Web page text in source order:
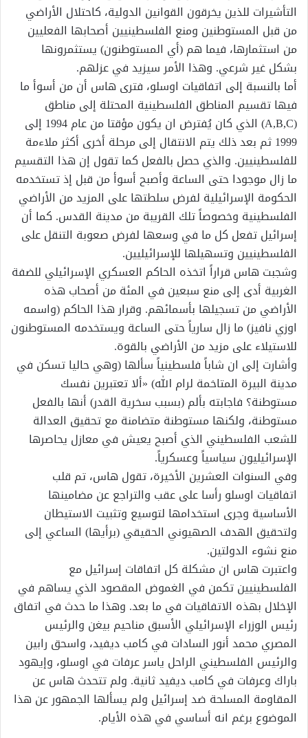
التأشيرات للذين يخرقون القوانين الدولية، كاحتلال الأراضي
من قبل المستوطنين ومنع الفلسطينيين أصحابها الفعليين
من استثمارها، فيما هم (أي المستوطنون) يستثمرونها
بشكل غير شرعي. وهذا الأمر سيزيد في عزلهم.
أما بالنسبة إلى اتفاقيات اوسلو، فترى هاس أن من أسوأ ما
فيها تقسيم المناطق الفلسطينية المحتلة إلى مناطق
(A,B,C) الذي كان يُفترض ان يكون مؤقتا من عام 1994 إلى
1999 ثم بعد ذلك يتم الانتقال إلى مرحلة أخرى أكثر ملاءمة
للفلسطينيين. والذي حصل بالفعل كما تقول إن هذا التقسيم
ما زال موجودا حتى الساعة وأصبح أسوأ من قبل إذ تستخدمه
الحكومة الإسرائيلية لفرض سلطتها على المزيد من الأراضي
الفلسطينية وخصوصاً تلك القريبة من مدينة القدس. كما أن
إسرائيل تفعل كل ما في وسعها لفرض صعوبة التنقل على
الفلسطينيين وتسهيلها للإسرائيليين.
وشجبت هاس قراراً اتخذه الحاكم العسكري الإسرائيلي للضفة
الغربية أدى إلى منع سبعين في المئة من أصحاب هذه
الأراضي من تسجيلها بأسمائهم. وقرار هذا الحاكم (واسمه
اوزي نافيز) ما زال سارياً حتى الساعة ويستخدمه المستوطنون
للاستيلاء على مزيد من الأراضي بالقوة.
وأشارت إلى ان شاباً فلسطينياً سألها (وهي حاليا تسكن في
مدينة البيرة المتاخمة لرام الله) «ألا تعتبرين نفسك
مستوطنة؟ فاجابته بألم (بسبب سخرية القدر) أنها بالفعل
مستوطنة، ولكنها مستوطنة متضامنة مع تحقيق العدالة
للشعب الفلسطيني الذي أصبح يعيش في معازل يحاصرها
الإسرائيليون سياسياً وعسكرياً.
وفي السنوات العشرين الأخيرة، تقول هاس، تم قلب
اتفاقيات اوسلو رأسا على عقب والتراجع عن مضامينها
الأساسية وجرى استخدامها لتوسيع وتثبيت الاستيطان
ولتحقيق الهدف الصهيوني الحقيقي (برأيها) الساعي إلى
منع نشوء الدولتين.
واعتبرت هاس ان مشكلة كل اتفاقات إسرائيل مع
الفلسطينيين تكمن في الغموض المقصود الذي يساهم في
الإخلال بهذه الاتفاقيات في ما بعد. وهذا ما حدث في اتفاق
رئيس الوزراء الإسرائيلي الأسبق مناحيم بيغن والرئيس
المصري محمد أنور السادات في كامب ديفيد، واسحق رابين
والرئيس الفلسطيني الراحل ياسر عرفات في اوسلو، وإيهود
باراك وعرفات في كامب ديفيد ثانية. ولم تتحدث هاس عن
المقاومة المسلحة ضد إسرائيل ولم يسألها الجمهور عن هذا
الموضوع برغم انه أساسي في هذه الأيام.